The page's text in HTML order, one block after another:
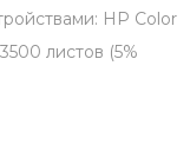
HP Color
листов (5%